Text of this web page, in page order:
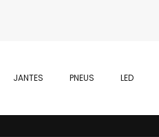
JANTES PNEUS LED